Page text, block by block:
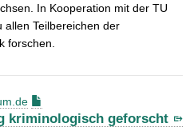
In Kooperation mit der TU
allen Teilbereichen der
forschen.
kriminologisch geforscht